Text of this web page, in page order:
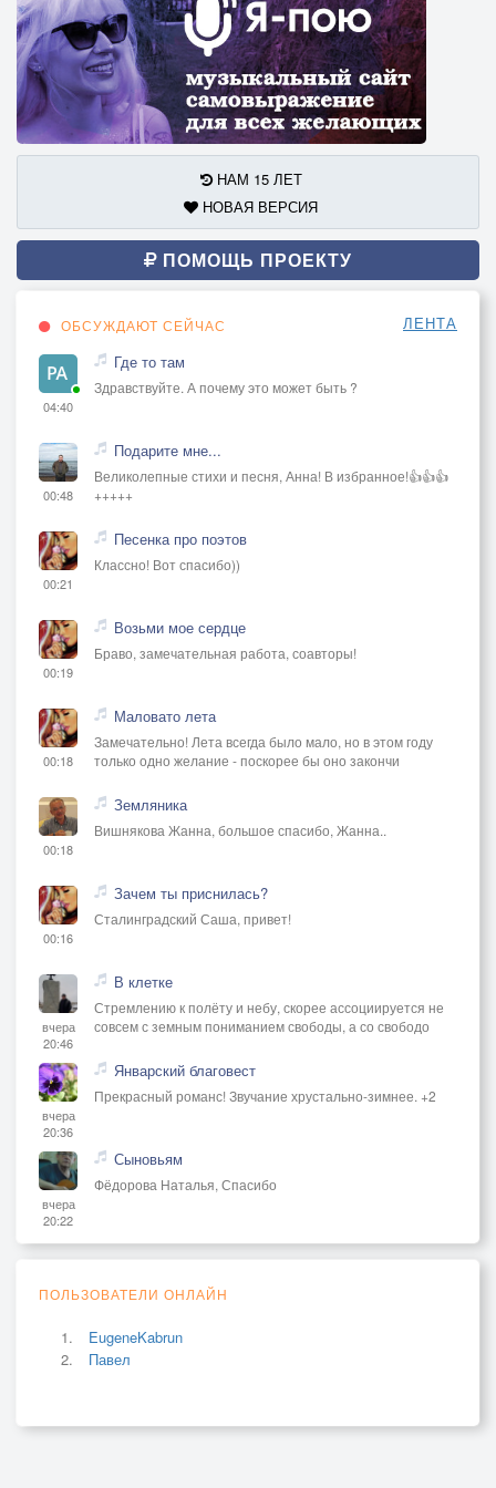
4.Умру на глазах жестокой,
К которой взывал я тщетно,
Хотя и служил всем сердцем
Ей верно и беззаветно.
Несут узелков так много
Привычные с детства сети,
И всё же отныне больше
Причин у меня для смерти!
Разверзнись, возьми, пучина,
Меня и мою кручину."
НАМ 15 ЛЕТ
НОВАЯ ВЕРСИЯ
ПОМОЩЬ ПРОЕКТУ
ОБСУЖДАЮТ СЕЙЧАС ЛЕНТА
04:40
Где то там
Здравствуйте. А почему это может быть ?
00:48
Подарите мне...
Великолепные стихи и песня, Анна! В избранное!👍👍👍
+++++
00:21
Песенка про поэтов
Классно! Вот спасибо))
00:19
Возьми мое сердце
Браво, замечательная работа, соавторы!
00:18
Маловато лета
Замечательно! Лета всегда было мало, но в этом году
только одно желание - поскорее бы оно закончи
00:18
Земляника
Вишнякова Жанна, большое спасибо, Жанна..
00:16
Зачем ты приснилась?
Сталинградский Саша, привет!
вчера
20:46
В клетке
Стремлению к полёту и небу, скорее ассоциируется не
совсем с земным пониманием свободы, а со свободо
вчера
20:36
Январский благовест
Прекрасный романс! Звучание хрустально-зимнее. +2
вчера
20:22
Сыновьям
Фёдорова Наталья, Спасибо
ПОЛЬЗОВАТЕЛИ ОНЛАЙН
EugeneKabrun
Павел